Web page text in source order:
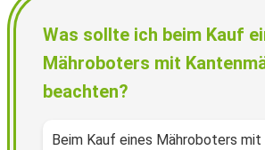
Was sollte ich beim Kauf
Mähroboters mit
beachten?
Beim Kauf eines Mähroboters mit